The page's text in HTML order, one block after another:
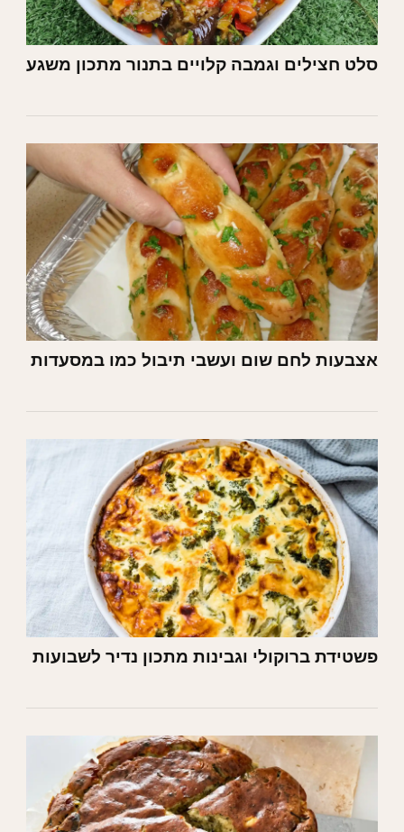
סלט חצילים וגמבה קלויים בתנור מתכון משגע
אצבעות לחם שום ועשבי תיבול כמו במסעדות
פשטידת ברוקולי וגבינות מתכון נדיר לשבועות